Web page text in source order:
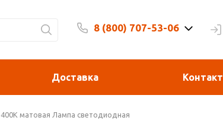
8 (800) 707-53-06
Доставка
матовая Лампа светодиодная